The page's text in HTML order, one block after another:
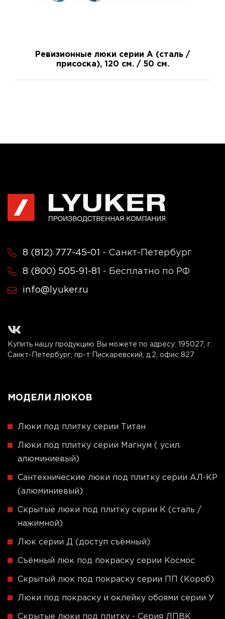
Ревизионные люки серии A (сталь /
присоска), 120 см. / 50 см.
8 (812) 777-45-01 - Санкт-Петербург
8 (800) 505-91-81 - Бесплатно по РФ
info@lyuker.ru
Купить нашу продукцию Вы можете по адресу:
195027, г.
Санкт-Петербург, пр-т Пискаревский, д.2, офис 827
МОДЕЛИ ЛЮКОВ
Люки под плитку серии Титан
Люки под плитку серии Магнум ( усил.
алюминиевый)
Сантехнические люки под плитку серии АЛ-КР
(алюминиевый)
Скрытые люки под плитку серии K (сталь /
нажимной)
Люк серии Д (доступ съёмный)
Съёмный люк под покраску серии Космос
Скрытый люк под покраску серии ПП (Короб)
Люки под покраску и оклейку обоями серии У
Скрытые люки под плитку - Серия ЛПВК